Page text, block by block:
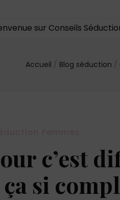
sur Conseils
Accueil / Blog séduction /
c’est
si